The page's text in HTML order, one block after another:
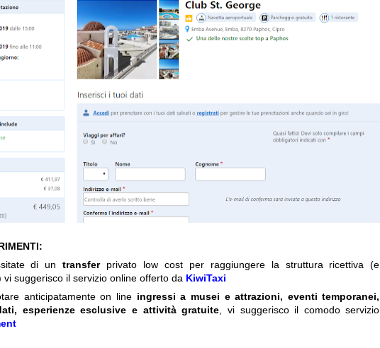
di untransfer privato low cost per raggiungere la struttura ricettiva (e
vi suggerisco il servizio online offerto da KiwiTaxi
anticipatamente on line ingressi a musei e attrazioni, eventi temporanei,
esperienze esclusive e attività gratuite , vi suggerisco il comodo servizio